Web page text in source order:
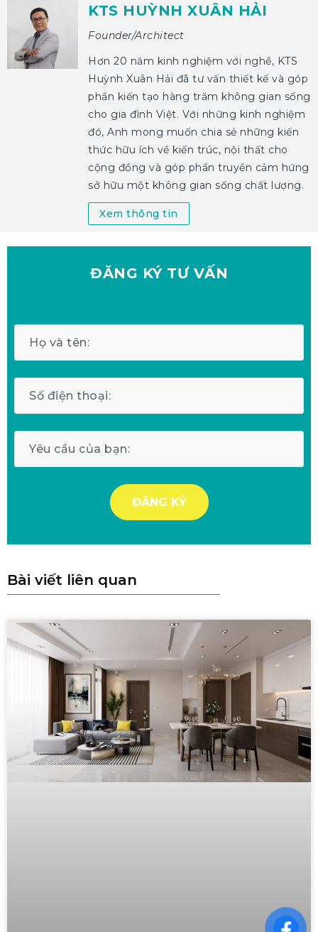
KTS HUỲNH XUÂN HẢI
Founder/Architect
Hơn 20 năm kinh nghiệm với nghề, KTS
Huỳnh Xuân Hải đã tư vấn thiết kế và góp
phần kiến tạo hàng trăm không gian sống
cho gia đình Việt. Với những kinh nghiệm
đó, Anh mong muốn chia sẻ những kiến
thức hữu ích về kiến trúc, nội thất cho
cộng đồng và góp phần truyền cảm hứng
sở hữu một không gian sống chất lượng.
Xem thông tin
ĐĂNG KÝ TƯ VẤN
Bài viết liên quan